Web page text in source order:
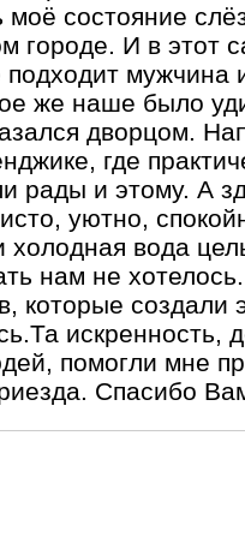
состояние
городе. И в этот
мужчина
же наше было
дворцом.
где
рады и этому. А
уютно,
холодная вода
нам не
которые создали
искренность,
помогли мне
Спасибо